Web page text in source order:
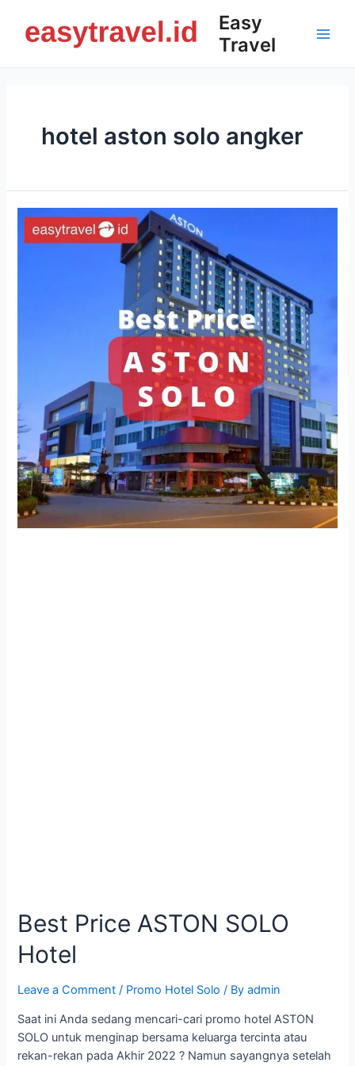
content
Easy
Travel
hotel aston solo angker
Best Price ASTON SOLO
Hotel
Leave a Comment / Promo Hotel Solo / Byadmin
Saat ini Anda sedang mencari-cari promo hotel ASTON
SOLO untuk menginap bersama keluarga tercinta atau
rekan-rekan pada Akhir 2022 ? Namun sayangnya setelah